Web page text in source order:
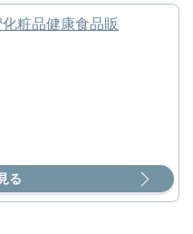
粧品健康食品販
る